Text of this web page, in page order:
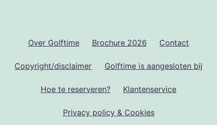
Over Golftime Brochure 2026 Contact
Copyright/disclaimer Golftime is aangesloten bij
Hoe te reserveren? Klantenservice
Privacy policy & Cookies